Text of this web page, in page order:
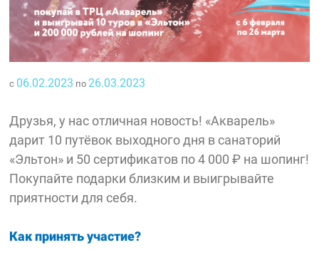
с 06.02.2023 по 26.03.2023
Друзья, у нас отличная новость! «Акварель»
дарит 10 путёвок выходного дня в санаторий
«Эльтон» и 50 сертификатов по 4 000 ₽ на шопинг!
Покупайте подарки близким и выигрывайте
приятности для себя.
Как принять участие?